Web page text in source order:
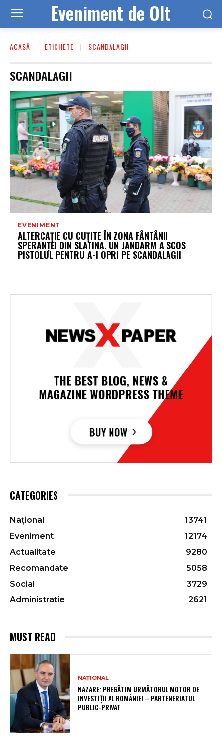
Eveniment de Olt
ACASĂ ETICHETE SCANDALAGII
SCANDALAGII
EVENIMENT
ALTERCAȚIE CU CUȚITE ÎN ZONA FÂNTÂNII
SPERANȚEI DIN SLATINA. UN JANDARM A SCOS
PISTOLUL PENTRU A-I OPRI PE SCANDALAGII
CATEGORIES
Național
13741
Eveniment
12174
Actualitate
9280
Recomandate
5058
Social
3729
Administrație
2621
MUST READ
NAȚIONAL
NAZARE: PREGĂTIM URMĂTORUL MOTOR DE
INVESTIȚII AL ROMÂNIEI – PARTENERIATUL
PUBLIC-PRIVAT